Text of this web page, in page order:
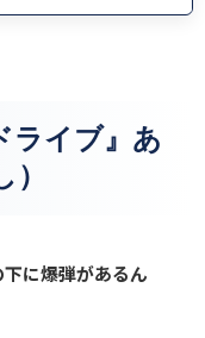
ライブ』あ
に爆弾があるん